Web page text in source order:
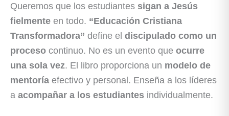
Queremos que los estudiantes sigan a Jesús
fielmente en todo. “Educación Cristiana
Transformadora” define el discipulado como un
proceso continuo. No es un evento que ocurre
una sola vez. El libro proporciona un modelo de
mentoría efectivo y personal. Enseña a los líderes
a acompañar a los estudiantes individualmente.